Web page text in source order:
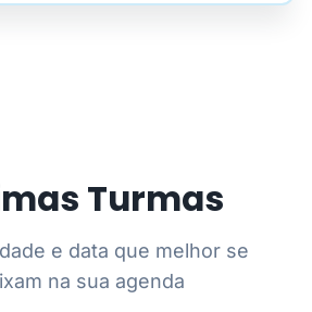
Turmas
e data que melhor se
na sua agenda